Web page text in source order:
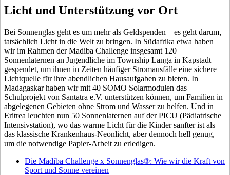
Licht und Unterstützung vor Ort
Bei Sonnenglas geht es um mehr als Geldspenden – es geht darum,
tatsächlich Licht in die Welt zu bringen. In Südafrika etwa haben
wir im Rahmen der Madiba Challenge insgesamt 120
Sonnenlaternen an Jugendliche im Township Langa in Kapstadt
gespendet, um ihnen in Zeiten häufiger Stromausfälle eine sichere
Lichtquelle für ihre abendlichen Hausaufgaben zu bieten. In
Madagaskar haben wir mit 40 SOMO Solarmodulen das
Schulprojekt von Santatra e.V. unterstützen können, um Familien in
abgelegenen Gebieten ohne Strom und Wasser zu helfen. Und in
Eritrea leuchten nun 50 Sonnenlaternen auf der PICU (Pädiatrische
Intensivstation), wo das warme Licht für die Kinder sanfter ist als
das klassische Krankenhaus-Neonlicht, aber dennoch hell genug,
um die notwendige Papier-Arbeit zu erledigen.
Die Madiba Challenge x Sonnenglas®: Wie wir die Kraft von
Sport und Sonne vereinen